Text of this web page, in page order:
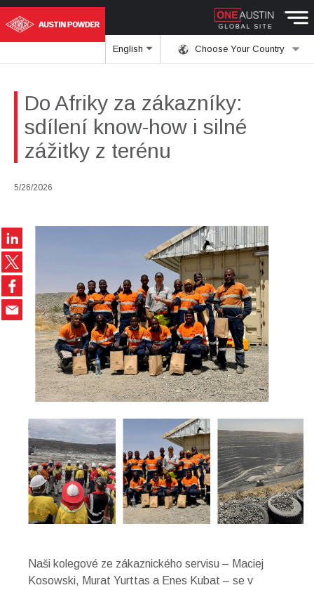
Choose Your Country
English
Do Afriky za zákazníky:
sdílení know-how i silné
zážitky z terénu
5/26/2026
Naši kolegové ze zákaznického servisu – Maciej
Kosowski, Murat Yurttas a Enes Kubat – se v